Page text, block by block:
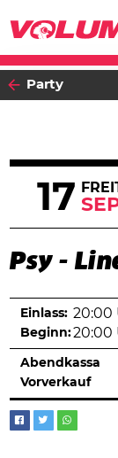
Party
17
Psy -
Einlass: 20:00
Beginn:20:00
Abendkassa
Vorverkauf